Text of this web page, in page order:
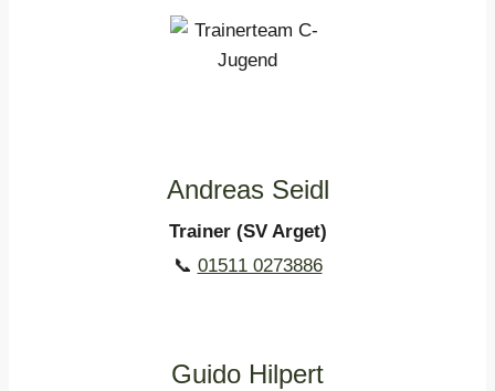
Andreas Seidl
Trainer (SV Arget)
📞 01511 0273886
Guido Hilpert